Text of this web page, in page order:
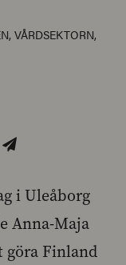
, VÅRDSEKTORN,
i Uleåborg
Anna-Maja
göra Finland